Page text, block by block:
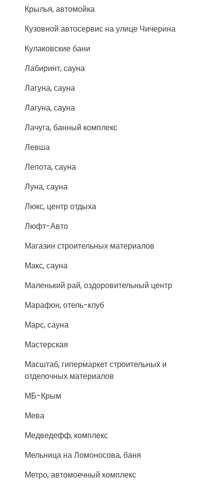
Крылья, автомойка
Кузовной автосервис на улице Чичерина
Кулаковские бани
Лабиринт, сауна
Лагуна, сауна
Лагуна, сауна
Лачуга, банный комплекс
Левша
Лепота, сауна
Луна, сауна
Люкс, центр отдыха
Люфт-Авто
Магазин строительных материалов
Макс, сауна
Маленький рай, оздоровительный центр
Марафон, отель-клуб
Марс, сауна
Мастерская
Масштаб, гипермаркет строительных и
отделочных материалов
МБ-Крым
Мева
Медведефф, комплекс
Мельница на Ломоносова, баня
Метро, автомоечный комплекс